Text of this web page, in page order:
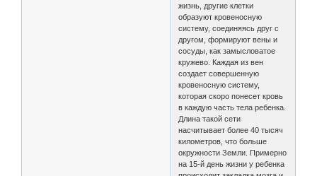
жизнь, другие клетки
образуют кровеносную
систему, соединяясь друг с
другом, формируют вены и
сосуды, как замысловатое
кружево. Каждая из вен
создает совершенную
кровеносную систему,
которая скоро понесет кровь
в каждую часть тела ребенка.
Длина такой сети
насчитывает более 40 тысяч
километров, что больше
окружности Земли. Примерно
на 15-й день жизни у ребенка